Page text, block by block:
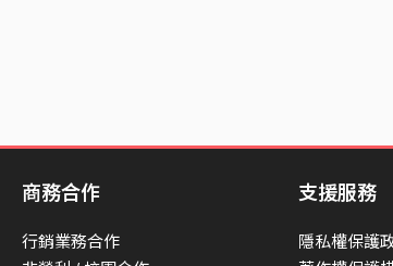
商務合作
行銷業務合作
支援服務
隱私權保護